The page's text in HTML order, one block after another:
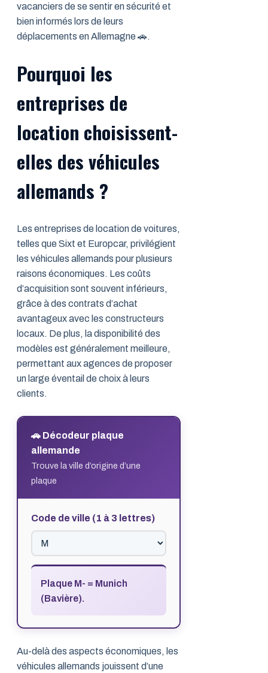
vacanciers de se sentir en sécurité et
bien informés lors de leurs
déplacements en Allemagne 🚗.
Pourquoi les
entreprises de
location choisissent-
elles des véhicules
allemands ?
Les entreprises de location de voitures,
telles que Sixt et Europcar, privilégient
les véhicules allemands pour plusieurs
raisons économiques. Les coûts
d’acquisition sont souvent inférieurs,
grâce à des contrats d’achat
avantageux avec les constructeurs
locaux. De plus, la disponibilité des
modèles est généralement meilleure,
permettant aux agences de proposer
un large éventail de choix à leurs
clients.
🚗 Décodeur plaque
allemande
Trouve la ville d’origine d’une
plaque
Code de ville (1 à 3 lettres)
Plaque M- = Munich
(Bavière).
Au-delà des aspects économiques, les
véhicules allemands jouissent d’une